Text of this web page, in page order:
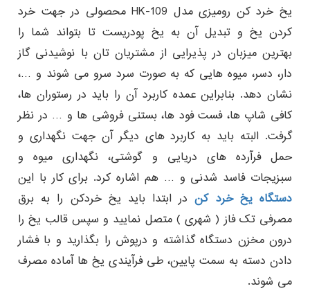
یخ خرد کن رومیزی مدل HK-109 محصولی در جهت خرد
کردن یخ و تبدیل آن به یخ پودریست تا بتواند شما را
بهترین میزبان در پذیرایی از مشتریان تان با نوشیدنی گاز
دار، دسر، میوه هایی که به صورت سرد سرو می شوند و …،
نشان دهد. بنابراین عمده کاربرد آن را باید در رستوران ها،
کافی شاپ ها، فست فود ها، بستنی فروشی ها و … در نظر
گرفت. البته باید به کاربرد های دیگر آن جهت نگهداری و
حمل فرآرده های دریایی و گوشتی، نگهداری میوه و
سبزیجات فاسد شدنی و … هم اشاره کرد. برای کار با این
دستگاه یخ خرد کندر ابتدا باید یخ خردکن را به برق
مصرفی تک فاز ( شهری ) متصل نمایید و سپس قالب یخ را
درون مخزن دستگاه گذاشته و درپوش را بگذارید و با فشار
دادن دسته به سمت پایین، طی فرآیندی یخ ها آماده مصرف
می شوند.